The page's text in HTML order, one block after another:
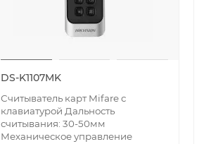
DS-K1107MK
Считыватель карт Mifare c
клавиатурой Дальность
считывания: 30-50мм
Механическое управление